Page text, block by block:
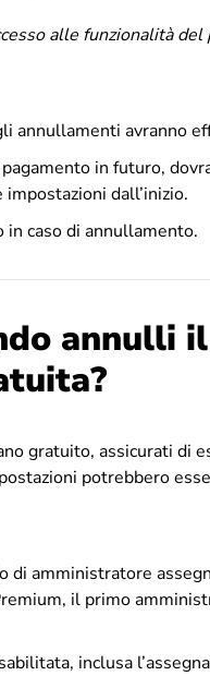
alle funzionalità del
annullamenti avranno
in futuro,
dall’inizio.
caso di annullamento.
annulli
gratuito, assicurati di
potrebbero
di amministratore
il primo
inclusa